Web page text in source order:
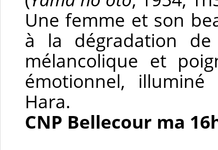
Une femme et son
à la dégradation
mélancolique et
émotionnel,
Hara.
CNP Bellecour ma